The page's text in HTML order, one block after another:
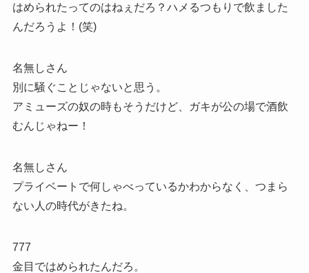
はめられたってのはねぇだろ？ハメるつもりで飲ました
んだろうよ！(笑)
名無しさん
別に騒ぐことじゃないと思う。
アミューズの奴の時もそうだけど、ガキが公の場で酒飲
むんじゃねー！
名無しさん
プライベートで何しゃべっているかわからなく、つまら
ない人の時代がきたね。
777
金目ではめられたんだろ。